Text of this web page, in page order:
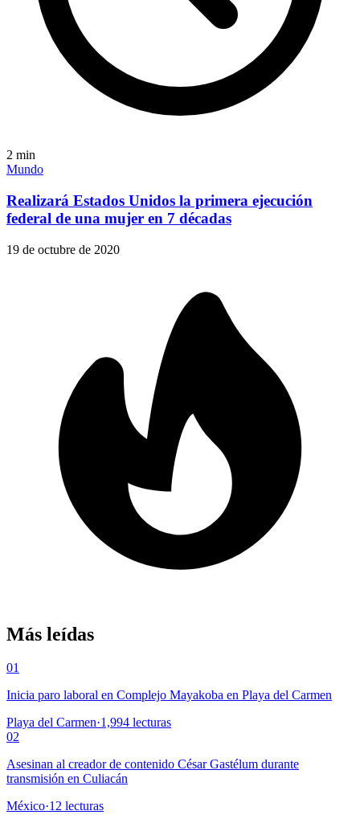
2 min
Mundo
Realizará Estados Unidos la primera ejecución
federal de una mujer en 7 décadas
19 de octubre de 2020
Más leídas
01
Inicia paro laboral en Complejo Mayakoba en Playa del Carmen
Playa del Carmen·1,994 lecturas
02
Asesinan al creador de contenido César Gastélum durante
transmisión en Culiacán
México·12 lecturas